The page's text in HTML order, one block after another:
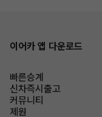
이어카 앱 다운로드
빠른승계
신차즉시출고
커뮤니티
제원